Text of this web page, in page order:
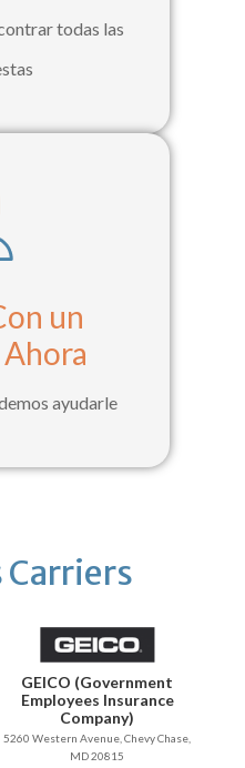
todas las
un
ayudarle
GEICO (Government
Employees Insurance
Company)
5260 Western Avenue, Chevy Chase,
MD 20815